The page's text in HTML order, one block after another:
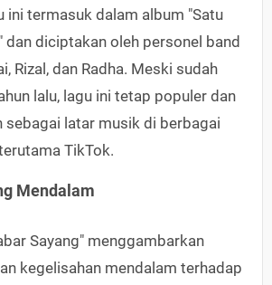
ini termasuk dalam album "Satu
dan diciptakan oleh personel band
Rizal, dan Radha. Meski sudah
lalu, lagu ini tetap populer dan
sebagai latar musik di berbagai
TikTok.
Mendalam
Sayang" menggambarkan
kegelisahan mendalam terhadap